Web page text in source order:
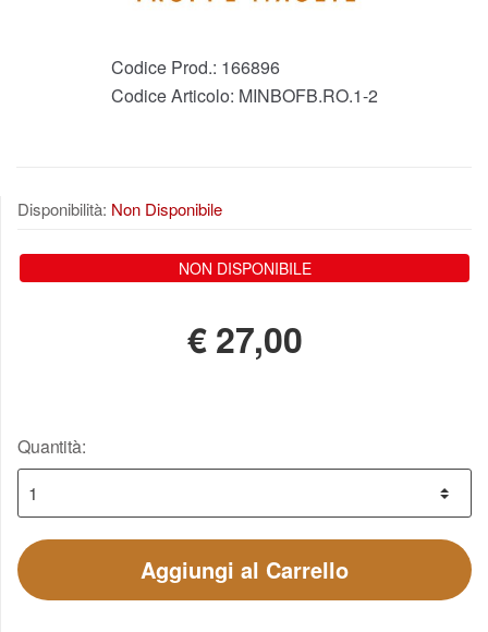
Codice Prod.: 166896
Codice Articolo: MINBOFB.RO.1-2
Disponibilità: Non Disponibile
NON DISPONIBILE
€27,00
Quantità:
Aggiungi al Carrello